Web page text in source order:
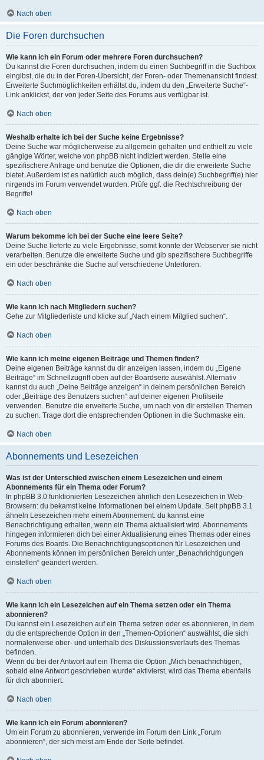
Nach oben
Die Foren durchsuchen
Wie kann ich ein Forum oder mehrere Foren durchsuchen?
Du kannst die Foren durchsuchen, indem du einen Suchbegriff in die Suchbox
eingibst, die du in der Foren-Übersicht, der Foren- oder Themenansicht findest.
Erweiterte Suchmöglichkeiten erhältst du, indem du den „Erweiterte Suche“-
Link anklickst, der von jeder Seite des Forums aus verfügbar ist.
Nach oben
Weshalb erhalte ich bei der Suche keine Ergebnisse?
Deine Suche war möglicherweise zu allgemein gehalten und enthielt zu viele
gängige Wörter, welche von phpBB nicht indiziert werden. Stelle eine
spezifischere Anfrage und benutze die Optionen, die dir die erweiterte Suche
bietet. Außerdem ist es natürlich auch möglich, dass dein(e) Suchbegriff(e) hier
nirgends im Forum verwendet wurden. Prüfe ggf. die Rechtschreibung der
Begriffe!
Nach oben
Warum bekomme ich bei der Suche eine leere Seite?
Deine Suche lieferte zu viele Ergebnisse, somit konnte der Webserver sie nicht
verarbeiten. Benutze die erweiterte Suche und gib spezifischere Suchbegriffe
ein oder beschränke die Suche auf verschiedene Unterforen.
Nach oben
Wie kann ich nach Mitgliedern suchen?
Gehe zur Mitgliederliste und klicke auf „Nach einem Mitglied suchen“.
Nach oben
Wie kann ich meine eigenen Beiträge und Themen finden?
Deine eigenen Beiträge kannst du dir anzeigen lassen, indem du „Eigene
Beiträge“ im Schnellzugriff oben auf der Boardseite auswählst. Alternativ
kannst du auch „Deine Beiträge anzeigen“ in deinem persönlichen Bereich
oder „Beiträge des Benutzers suchen“ auf deiner eigenen Profilseite
verwenden. Benutze die erweiterte Suche, um nach von dir erstellen Themen
zu suchen. Trage dort die entsprechenden Optionen in die Suchmaske ein.
Nach oben
Abonnements und Lesezeichen
Was ist der Unterschied zwischen einem Lesezeichen und einem
Abonnements für ein Thema oder Forum?
In phpBB 3.0 funktionierten Lesezeichen ähnlich den Lesezeichen in Web-
Browsern: du bekamst keine Informationen bei einem Update. Seit phpBB 3.1
ähneln Lesezeichen mehr einem Abonnement: du kannst eine
Benachrichtigung erhalten, wenn ein Thema aktualisiert wird. Abonnements
hingegen informieren dich bei einer Aktualisierung eines Themas oder eines
Forums des Boards. Die Benachrichtigungsoptionen für Lesezeichen und
Abonnements können im persönlichen Bereich unter „Benachrichtigungen
einstellen“ geändert werden.
Nach oben
Wie kann ich ein Lesezeichen auf ein Thema setzen oder ein Thema
abonnieren?
Du kannst ein Lesezeichen auf ein Thema setzen oder es abonnieren, in dem
du die entsprechende Option in den „Themen-Optionen“ auswählst, die sich
normalerweise ober- und unterhalb des Diskussionsverlaufs des Themas
befinden.
Wenn du bei der Antwort auf ein Thema die Option „Mich benachrichtigen,
sobald eine Antwort geschrieben wurde“ aktivierst, wird das Thema ebenfalls
für dich abonniert.
Nach oben
Wie kann ich ein Forum abonnieren?
Um ein Forum zu abonnieren, verwende im Forum den Link „Forum
abonnieren“, der sich meist am Ende der Seite befindet.